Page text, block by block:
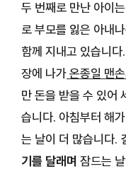
두 번째로 만난 아이는
로 부모를 잃은 아내
함께 지내고 있습니
장에 나가 온종일 맨
만 돈을 받을 수 있어
습니다. 아침부터 해
는 날이 더 많습니다.
기를 달래며 잠드는